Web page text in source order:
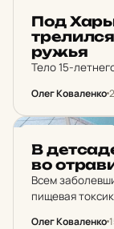
Под
ружья
Тело 15-
Олег Коваленко
В
во
Всем
пищевая
Олег Коваленко